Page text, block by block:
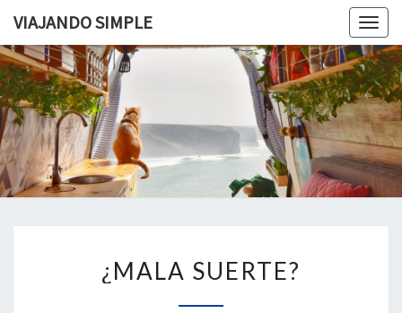
VIAJANDO SIMPLE
SIMPLE
Viviendo
En Un
Camión
Por
Europa
SUERTE?
¿MALA SUERTE?